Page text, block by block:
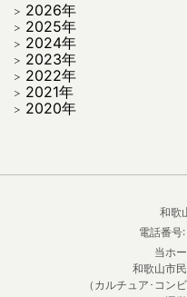
2026年
2025年
2024年
2023年
2022年
2021年
2020年
和歌
電話番号:
当ホ
和歌山市
（カルチュア･コン